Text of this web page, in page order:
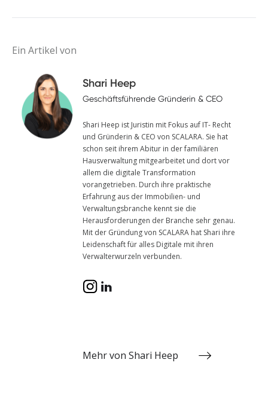
Ein Artikel von
Shari Heep
Geschäftsführende Gründerin & CEO
Shari Heep ist Juristin mit Fokus auf IT- Recht
und Gründerin & CEO von SCALARA. Sie hat
schon seit ihrem Abitur in der familiären
Hausverwaltung mitgearbeitet und dort vor
allem die digitale Transformation
vorangetrieben. Durch ihre praktische
Erfahrung aus der Immobilien- und
Verwaltungsbranche kennt sie die
Herausforderungen der Branche sehr genau.
Mit der Gründung von SCALARA hat Shari ihre
Leidenschaft für alles Digitale mit ihren
Verwalterwurzeln verbunden.
Mehr von Shari Heep